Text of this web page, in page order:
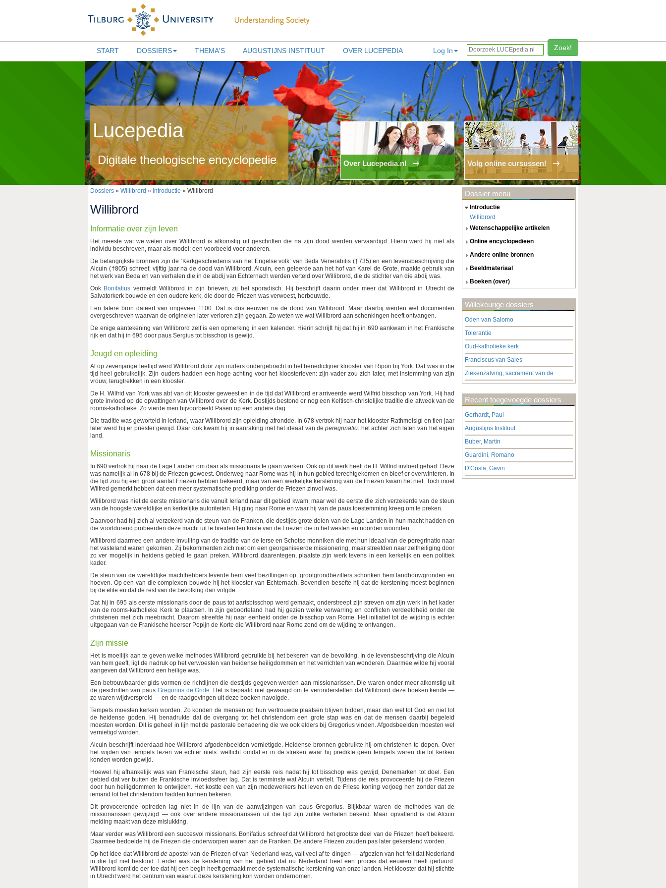
Zoek!
Log In
START DOSSIERS THEMA'S AUGUSTIJNS INSTITUUT OVER LUCEPEDIA
Lucepedia
Digitale theologische encyclopedie Volg online cursussen!
Over Lucepedia.nl
Dossiers » Willibrord » introductie » Willibrord
Willibrord
Informatie over zijn leven
Het meeste wat we weten over Willibrord is afkomstig uit geschriften die na zijn dood werden vervaardigd. Hierin werd hij niet als
individu beschreven, maar als model: een voorbeeld voor anderen.
De belangrijkste bronnen zijn de ‘Kerkgeschiedenis van het Engelse volk’ van Beda Venerabilis (†735) en een levensbeschrijving die
Alcuin (†805) schreef, vijftig jaar na de dood van Willibrord. Alcuin, een geleerde aan het hof van Karel de Grote, maakte gebruik van
het werk van Beda en van verhalen die in de abdij van Echternach werden verteld over Willibrord, die de stichter van die abdij was.
Ook Bonifatius vermeldt Willibrord in zijn brieven, zij het sporadisch. Hij beschrijft daarin onder meer dat Willibrord in Utrecht de
Salvatorkerk bouwde en een oudere kerk, die door de Friezen was verwoest, herbouwde.
Een latere bron dateert van ongeveer 1100. Dat is dus eeuwen na de dood van Willibrord. Maar daarbij werden wel documenten
overgeschreven waarvan de originelen later verloren zijn gegaan. Zo weten we wat Willibrord aan schenkingen heeft ontvangen.
De enige aantekening van Willibrord zelf is een opmerking in een kalender. Hierin schrijft hij dat hij in 690 aankwam in het Frankische
rijk en dat hij in 695 door paus Sergius tot bisschop is gewijd.
Jeugd en opleiding
Al op zevenjarige leeftijd werd Willibrord door zijn ouders ondergebracht in het benedictijner klooster van Ripon bij York. Dat was in die
tijd heel gebruikelijk. Zijn ouders hadden een hoge achting voor het kloosterleven: zijn vader zou zich later, met instemming van zijn
vrouw, terugtrekken in een klooster.
De H. Wilfrid van York was abt van dit klooster geweest en in de tijd dat Willibrord er arriveerde werd Wilfrid bisschop van York. Hij had
grote invloed op de opvattingen van Willibrord over de Kerk. Destijds bestond er nog een Keltisch-christelijke traditie die afweek van de
rooms-katholieke. Zo vierde men bijvoorbeeld Pasen op een andere dag.
Die traditie was geworteld in Ierland, waar Willibrord zijn opleiding afrondde. In 678 vertrok hij naar het klooster Rathmelsigi en tien jaar
later werd hij er priester gewijd. Daar ook kwam hij in aanraking met het ideaal van deperegrinatio: het achter zich laten van het eigen
land.
Missionaris
In 690 vertrok hij naar de Lage Landen om daar als missionaris te gaan werken. Ook op dit werk heeft de H. Wilfrid invloed gehad. Deze
was namelijk al in 678 bij de Friezen geweest. Onderweg naar Rome was hij in hun gebied terechtgekomen en bleef er overwinteren. In
die tijd zou hij een groot aantal Friezen hebben bekeerd, maar van een werkelijke kerstening van de Friezen kwam het niet. Toch moet
Wilfred gemerkt hebben dat een meer systematische prediking onder de Friezen zinvol was.
Willibrord was niet de eerste missionaris die vanuit Ierland naar dit gebied kwam, maar wel de eerste die zich verzekerde van de steun
van de hoogste wereldlijke en kerkelijke autoriteiten. Hij ging naar Rome en waar hij van de paus toestemming kreeg om te preken.
Daarvoor had hij zich al verzekerd van de steun van de Franken, die destijds grote delen van de Lage Landen in hun macht hadden en
die voortdurend probeerden deze macht uit te breiden ten koste van de Friezen die in het westen en noorden woonden.
Willibrord daarmee een andere invulling van de traditie van de Ierse en Schotse monniken die met hun ideaal van de peregrinatio naar
het vasteland waren gekomen. Zij bekommerden zich niet om een georganiseerde missionering, maar streefden naar zelfheiliging door
zo ver mogelijk in heidens gebied te gaan preken. Willibrord daarentegen, plaatste zijn werk tevens in een kerkelijk en een politiek
kader.
De steun van de wereldlijke machthebbers leverde hem veel bezittingen op: grootgrondbezitters schonken hem landbouwgronden en
hoeven. Op een van die complexen bouwde hij het klooster van Echternach. Bovendien besefte hij dat de kerstening moest beginnen
bij de elite en dat de rest van de bevolking dan volgde.
Dat hij in 695 als eerste missionaris door de paus tot aartsbisschop werd gemaakt, onderstreept zijn streven om zijn werk in het kader
van de rooms-katholieke Kerk te plaatsen. In zijn geboorteland had hij gezien welke verwarring en conflicten verdeeldheid onder de
christenen met zich meebracht. Daarom streefde hij naar eenheid onder de bisschop van Rome. Het initiatief tot de wijding is echter
uitgegaan van de Frankische heerser Pepijn de Korte die Willibrord naar Rome zond om de wijding te ontvangen.
Zijn missie
Het is moeilijk aan te geven welke methodes Willibrord gebruikte bij het bekeren van de bevolking. In de levensbeschrijving die Alcuin
van hem geeft, ligt de nadruk op het verwoesten van heidense heiligdommen en het verrichten van wonderen. Daarmee wilde hij vooral
aangeven dat Willibrord een heilige was.
Een betrouwbaarder gids vormen de richtlijnen die destijds gegeven werden aan missionarissen. Die waren onder meer afkomstig uit
de geschriften van paus Gregorius de Grote. Het is bepaald niet gewaagd om te veronderstellen dat Willibrord deze boeken kende —
ze waren wijdverspreid — en de raadgevingen uit deze boeken navolgde.
Tempels moesten kerken worden. Zo konden de mensen op hun vertrouwde plaatsen blijven bidden, maar dan wel tot God en niet tot
de heidense goden. Hij benadrukte dat de overgang tot het christendom een grote stap was en dat de mensen daarbij begeleid
moesten worden. Dit is geheel in lijn met de pastorale benadering die we ook elders bij Gregorius vinden. Afgodsbeelden moesten wel
vernietigd worden.
Alcuin beschrijft inderdaad hoe Willibrord afgodenbeelden vernietigde. Heidense bronnen gebruikte hij om christenen te dopen. Over
het wijden van tempels lezen we echter niets: wellicht omdat er in de streken waar hij predikte geen tempels waren die tot kerken
konden worden gewijd.
Hoewel hij afhankelijk was van Frankische steun, had zijn eerste reis nadat hij tot bisschop was gewijd, Denemarken tot doel. Een
gebied dat ver buiten de Frankische invloedssfeer lag. Dat is tenminste wat Alcuin vertelt. Tijdens die reis provoceerde hij de Friezen
door hun heiligdommen te ontwijden. Het kostte een van zijn medewerkers het leven en de Friese koning verjoeg hen zonder dat ze
iemand tot het christendom hadden kunnen bekeren.
Dit provocerende optreden lag niet in de lijn van de aanwijzingen van paus Gregorius. Blijkbaar waren de methodes van de
missionarissen gewijzigd — ook over andere missionarissen uit die tijd zijn zulke verhalen bekend. Maar opvallend is dat Alcuin
melding maakt van deze mislukking.
Maar verder was Willibrord een succesvol missionaris. Bonifatius schreef dat Willibrord het grootste deel van de Friezen heeft bekeerd.
Daarmee bedoelde hij de Friezen die onderworpen waren aan de Franken. De andere Friezen zouden pas later gekerstend worden.
Op het idee dat Willibrord de apostel van de Friezen of van Nederland was, valt veel af te dingen — afgezien van het feit dat Nederland
in die tijd niet bestond. Eerder was de kerstening van het gebied dat nu Nederland heet een proces dat eeuwen heeft geduurd.
Willibrord komt de eer toe dat hij een begin heeft gemaakt met de systematische kerstening van onze landen. Het klooster dat hij stichtte
in Utrecht werd het centrum van waaruit deze kerstening kon worden ondernomen.
Dossier menu
introductie
Willibrord
wetenschappelijke artikelen
online encyclopedieën
andere online bronnen
beeldmateriaal
boeken (over)
Willekeurige dossiers
Oden van Salomo
Tolerantie
Oud-katholieke kerk
Franciscus van Sales
Ziekenzalving, sacrament van de
Recent toegevoegde dossiers
Gerhardt, Paul
Augustijns Instituut
Buber, Martin
Guardini, Romano
D'Costa, Gavin